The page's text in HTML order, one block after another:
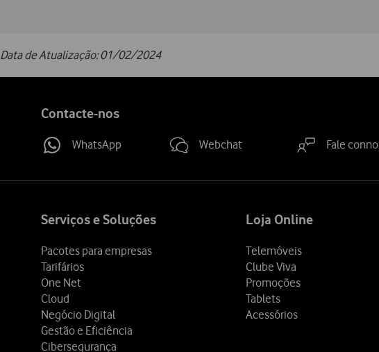
Data de Atualização: 01/02/2024
Contacte-nos
WhatsApp Webchat Fale
Serviços e Soluções
Pacotes para empresas
Tarifários
One Net
Cloud
Negócio Digital
Gestão e Eficiência
Cibersegurança
Loja Online
Telemóveis
Clube Viva
Promoções
Tablets
Acessórios